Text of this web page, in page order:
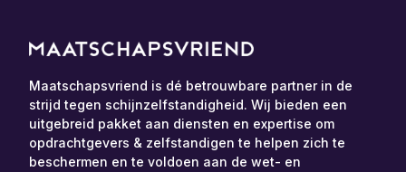
Maatschapsvriend is dé betrouwbare partner in de
strijd tegen schijnzelfstandigheid. Wij bieden een
uitgebreid pakket aan diensten en expertise om
opdrachtgevers & zelfstandigen te helpen zich te
beschermen en te voldoen aan de wet- en